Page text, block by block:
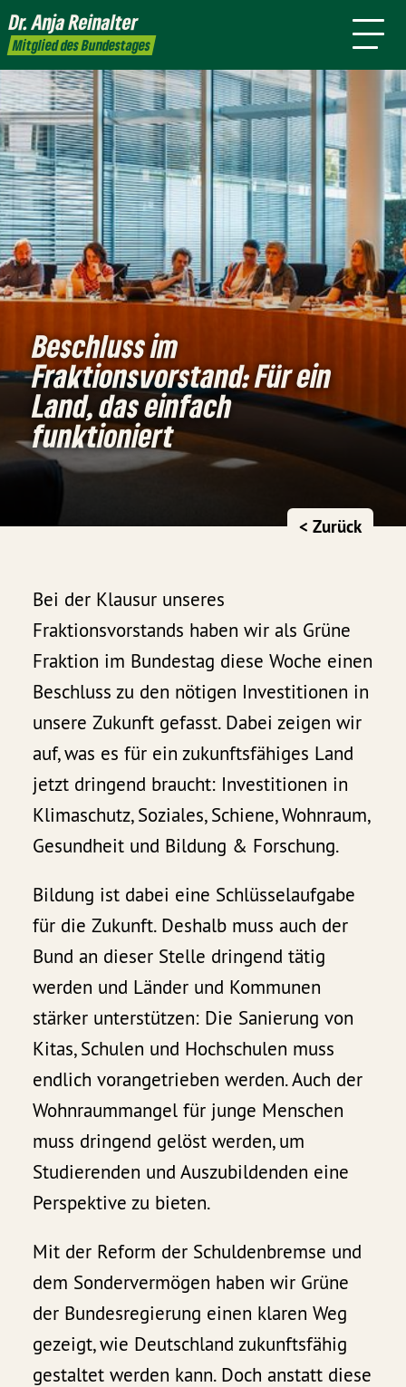
Dr. AnjaReinalter
Mitglied des Bundestages
Beschluss im
Fraktionsvorstand: Für ein
Land, das einfach
funktioniert
< Zurück
Bei der Klausur unseres
Fraktionsvorstands haben wir als Grüne
Fraktion im Bundestag diese Woche einen
Beschluss zu den nötigen Investitionen in
unsere Zukunft gefasst. Dabei zeigen wir
auf, was es für ein zukunftsfähiges Land
jetzt dringend braucht: Investitionen in
Klimaschutz, Soziales, Schiene, Wohnraum,
Gesundheit und Bildung & Forschung.
Bildung ist dabei eine Schlüsselaufgabe
für die Zukunft. Deshalb muss auch der
Bund an dieser Stelle dringend tätig
werden und Länder und Kommunen
stärker unterstützen: Die Sanierung von
Kitas, Schulen und Hochschulen muss
endlich vorangetrieben werden. Auch der
Wohnraummangel für junge Menschen
muss dringend gelöst werden, um
Studierenden und Auszubildenden eine
Perspektive zu bieten.
Mit der Reform der Schuldenbremse und
dem Sondervermögen haben wir Grüne
der Bundesregierung einen klaren Weg
gezeigt, wie Deutschland zukunftsfähig
gestaltet werden kann. Doch anstatt diese